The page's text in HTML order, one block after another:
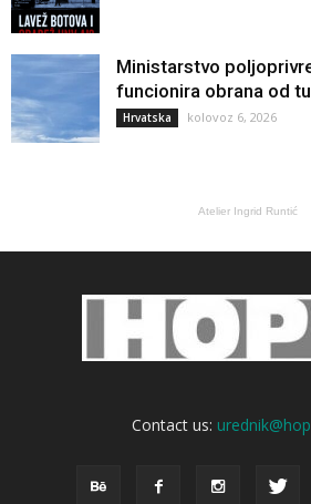
Ministarstvo
funcionira obrana od
Hrvatska kolovoz 6, 2026
Atelier Ingrid Runtić
Contact us: